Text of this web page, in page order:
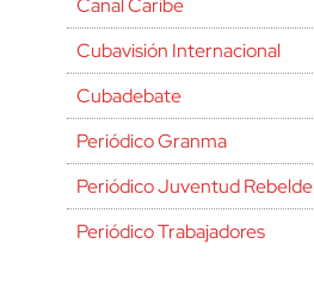
Cubavisión Internacional
Cubadebate
Periódico Granma
Periódico Juventud Rebelde
Periódico Trabajadores